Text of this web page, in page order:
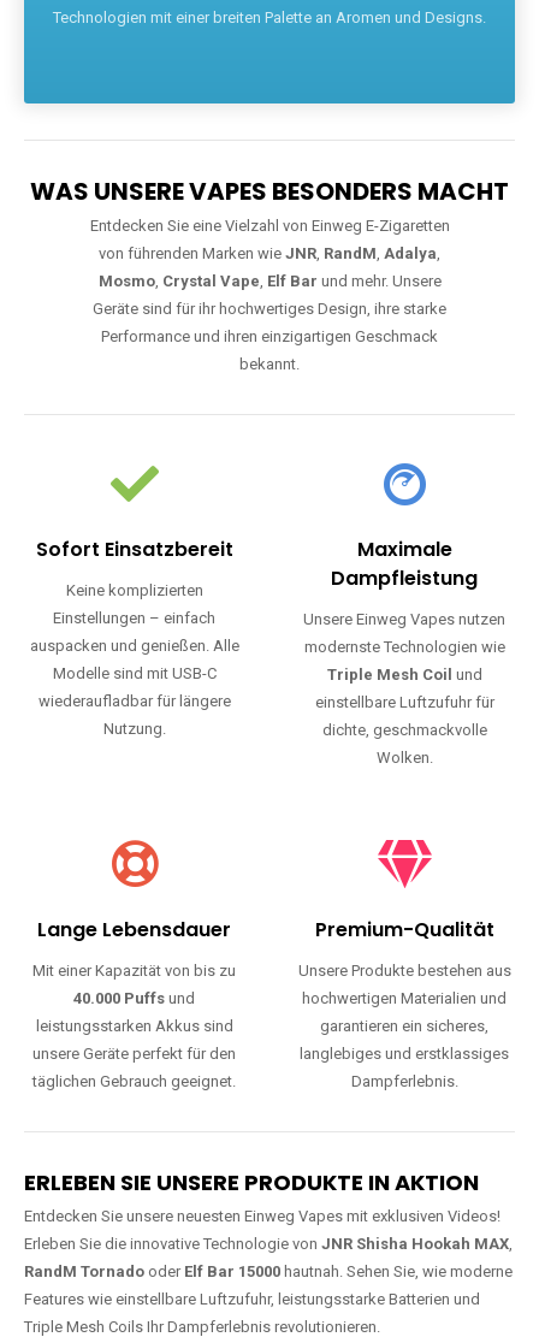
Technologien mit einer breiten Palette an Aromen und Designs.
WAS UNSERE VAPES BESONDERS MACHT
Entdecken Sie eine Vielzahl von Einweg E-Zigaretten
von führenden Marken wie JNR, RandM, Adalya,
Mosmo, Crystal Vape, Elf Bar und mehr. Unsere
Geräte sind für ihr hochwertiges Design, ihre starke
Performance und ihren einzigartigen Geschmack
bekannt.
Sofort Einsatzbereit
Keine komplizierten
Einstellungen – einfach
auspacken und genießen. Alle
Modelle sind mit USB-C
wiederaufladbar für längere
Nutzung.
Maximale
Dampfleistung
Unsere Einweg Vapes nutzen
modernste Technologien wie
Triple Mesh Coil und
einstellbare Luftzufuhr für
dichte, geschmackvolle
Wolken.
Lange Lebensdauer
Mit einer Kapazität von bis zu
40.000 Puffs und
leistungsstarken Akkus sind
unsere Geräte perfekt für den
täglichen Gebrauch geeignet.
Premium-Qualität
Unsere Produkte bestehen aus
hochwertigen Materialien und
garantieren ein sicheres,
langlebiges und erstklassiges
Dampferlebnis.
ERLEBEN SIE UNSERE PRODUKTE IN AKTION
Entdecken Sie unsere neuesten Einweg Vapes mit exklusiven Videos!
Erleben Sie die innovative Technologie von JNR Shisha Hookah MAX,
RandM Tornado oder Elf Bar 15000 hautnah. Sehen Sie, wie moderne
Features wie einstellbare Luftzufuhr, leistungsstarke Batterien und
Triple Mesh Coils Ihr Dampferlebnis revolutionieren.